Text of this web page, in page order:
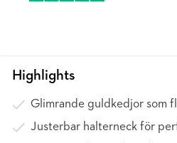
Highlights
Glimrande guldkedjor som
Justerbar halterneck för